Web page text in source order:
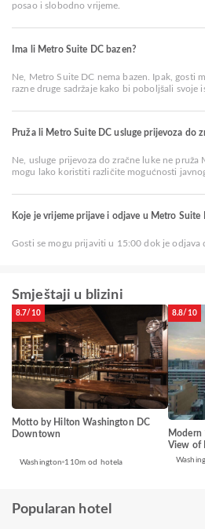
posao i slobodno vrijeme.
Ima li Metro Suite DC bazen?
Ne, Metro Suite DC nema bazen. Ipak, gosti
razne druge sadržaje kako bi poboljšali svoje
Pruža li Metro Suite DC usluge prijevoza do
Ne, usluge prijevoza do zračne luke ne
mogu lako koristiti različite mogućnosti
Koje je vrijeme prijave i odjave u Metro Suite
Gosti se mogu prijaviti u 15:00 dok je odjava
Smještaji u blizini
8.7/10
Motto by Hilton Washington DC
Downtown
Washington 110m od hotela
8.8/10
Modern
View of
Popularan hotel